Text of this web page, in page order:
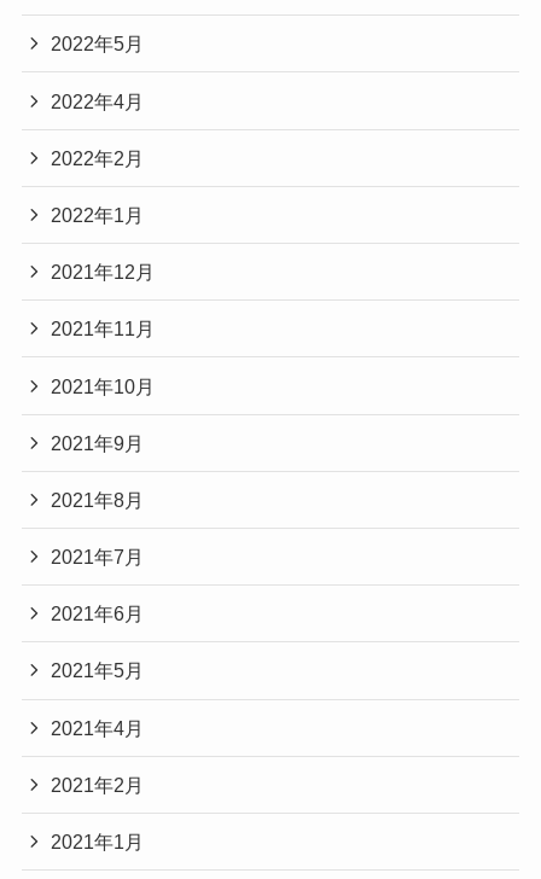
2022年5月
2022年4月
2022年2月
2022年1月
2021年12月
2021年11月
2021年10月
2021年9月
2021年8月
2021年7月
2021年6月
2021年5月
2021年4月
2021年2月
2021年1月